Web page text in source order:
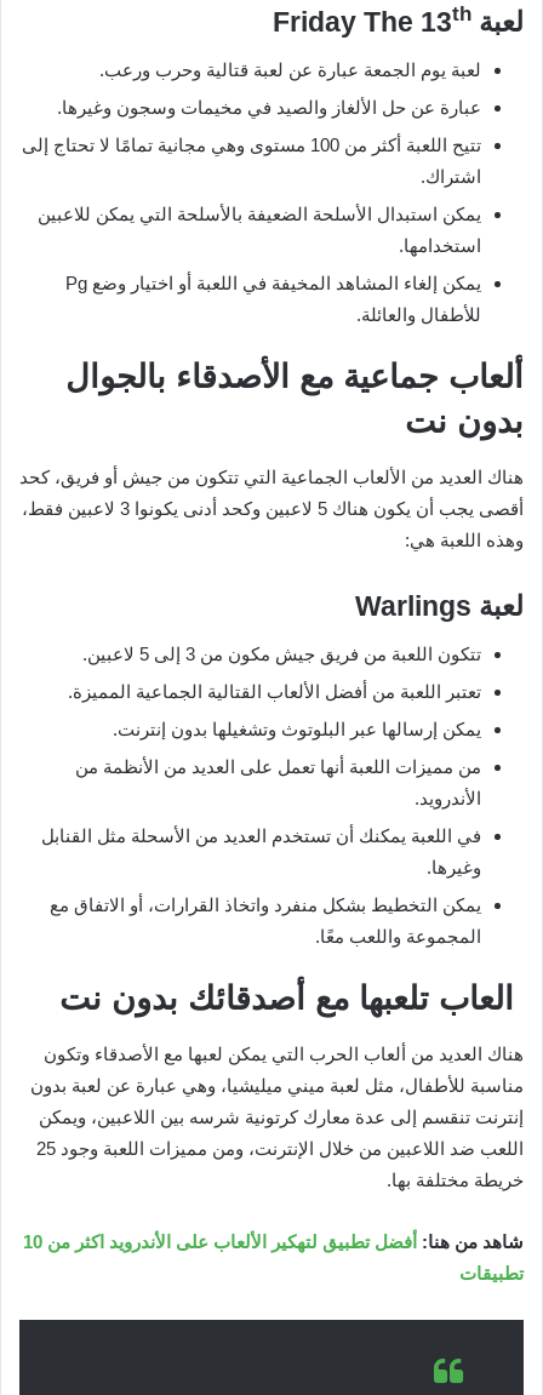
لعبة Friday The 13th
لعبة يوم الجمعة عبارة عن لعبة قتالية وحرب ورعب.
عبارة عن حل الألغاز والصيد في مخيمات وسجون وغيرها.
تتيح اللعبة أكثر من 100 مستوى وهي مجانية تمامًا لا تحتاج إلى
اشتراك.
يمكن استبدال الأسلحة الضعيفة بالأسلحة التي يمكن للاعبين
استخدامها.
يمكن إلغاء المشاهد المخيفة في اللعبة أو اختيار وضع Pg
للأطفال والعائلة.
ألعاب جماعية مع الأصدقاء بالجوال
بدون نت
هناك العديد من الألعاب الجماعية التي تتكون من جيش أو فريق، كحد
أقصى يجب أن يكون هناك 5 لاعبين وكحد أدنى يكونوا 3 لاعبين فقط،
وهذه اللعبة هي:
لعبة Warlings
تتكون اللعبة من فريق جيش مكون من 3 إلى 5 لاعبين.
تعتبر اللعبة من أفضل الألعاب القتالية الجماعية المميزة.
يمكن إرسالها عبر البلوتوث وتشغيلها بدون إنترنت.
من مميزات اللعبة أنها تعمل على العديد من الأنظمة من
الأندرويد.
في اللعبة يمكنك أن تستخدم العديد من الأسحلة مثل القنابل
وغيرها.
يمكن التخطيط بشكل منفرد واتخاذ القرارات، أو الاتفاق مع
المجموعة واللعب معًا.
العاب تلعبها مع أصدقائك بدون نت
هناك العديد من ألعاب الحرب التي يمكن لعبها مع الأصدقاء وتكون
مناسبة للأطفال، مثل لعبة ميني ميليشيا، وهي عبارة عن لعبة بدون
إنترنت تنقسم إلى عدة معارك كرتونية شرسه بين اللاعبين، ويمكن
اللعب ضد اللاعبين من خلال الإنترنت، ومن مميزات اللعبة وجود 25
خريطة مختلفة بها.
شاهد من هنا:
أفضل تطبيق لتهكير الألعاب على اﻷندرويد اكثر من 10
تطبيقات